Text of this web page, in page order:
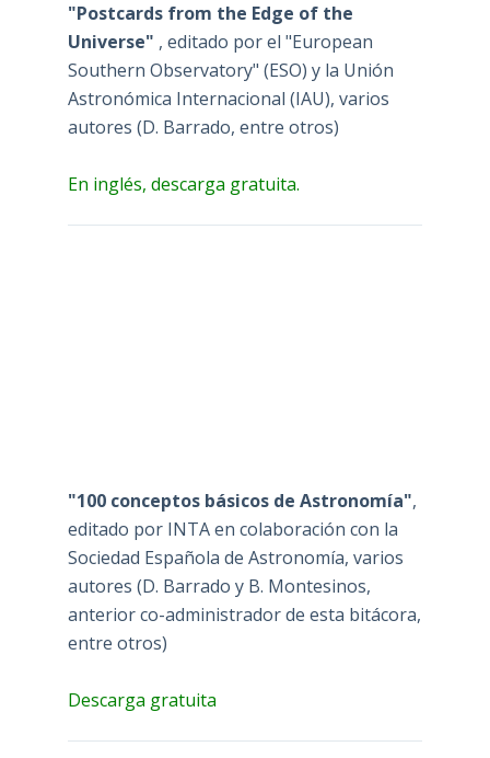
"Postcards from the Edge of the
Universe" , editado por el "European
Southern Observatory" (ESO) y la Unión
Astronómica Internacional (IAU), varios
autores (D. Barrado, entre otros)
En inglés, descarga gratuita.
"100 conceptos básicos de Astronomía",
editado por INTA en colaboración con la
Sociedad Española de Astronomía, varios
autores (D. Barrado y B. Montesinos,
anterior co-administrador de esta bitácora,
entre otros)
Descarga gratuita